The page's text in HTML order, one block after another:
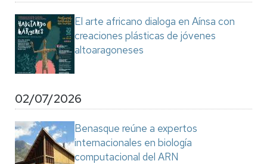
El arte africano dialoga en Aínsa con
creaciones plásticas de jóvenes
altoaragoneses
02/07/2026
Benasque reúne a expertos
internacionales en biología
computacional del ARN